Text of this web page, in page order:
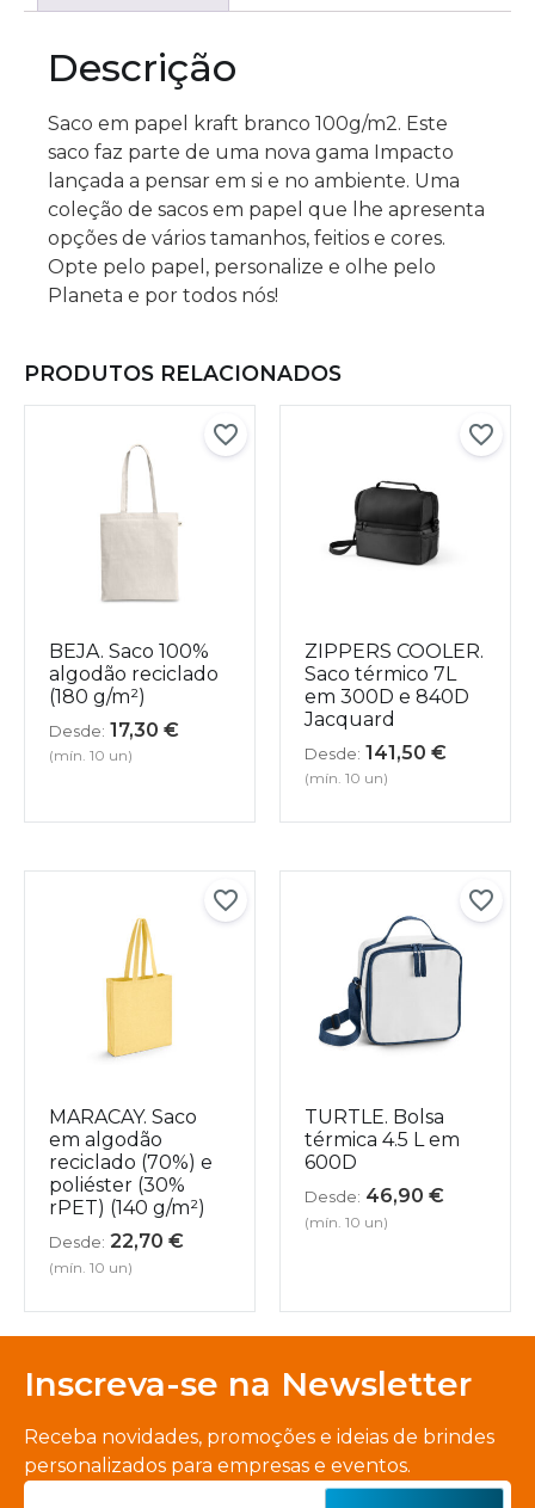
Descrição
Saco em papel kraft branco 100g/m2. Este
saco faz parte de uma nova gama Impacto
lançada a pensar em si e no ambiente. Uma
coleção de sacos em papel que lhe apresenta
opções de vários tamanhos, feitios e cores.
Opte pelo papel, personalize e olhe pelo
Planeta e por todos nós!
PRODUTOS RELACIONADOS
BEJA. Saco 100%
algodão reciclado
(180 g/m²)
Desde: 17,30 €
(mín. 10 un)
ZIPPERS COOLER.
Saco térmico 7L
em 300D e 840D
Jacquard
Desde: 141,50 €
(mín. 10 un)
MARACAY. Saco
em algodão
reciclado (70%) e
poliéster (30%
rPET) (140 g/m²)
Desde: 22,70 €
(mín. 10 un)
TURTLE. Bolsa
térmica 4.5 L em
600D
Desde: 46,90 €
(mín. 10 un)
Inscreva-se na Newsletter
Receba novidades, promoções e ideias de brindes
personalizados para empresas e eventos.